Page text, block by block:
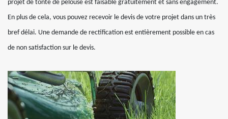
projet de tonte de pelouse est faisable gratuitement et sans engagement.
En plus de cela, vous pouvez recevoir le devis de votre projet dans un très
bref délai. Une demande de rectification est entièrement possible en cas
de non satisfaction sur le devis.